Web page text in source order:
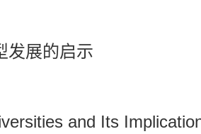
发展的启示
and Its